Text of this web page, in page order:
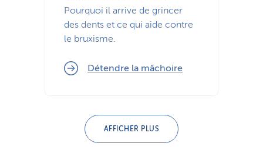
Pourquoi il arrive de grincer
des dents et ce qui aide contre
le bruxisme.
Détendre la mâchoire
AFFICHER PLUS